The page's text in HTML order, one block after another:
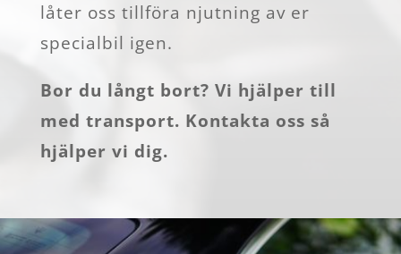
låter oss tillföra njutning av er
specialbil igen.
Bor du långt bort? Vi hjälper till
med transport. Kontakta oss så
hjälper vi dig.